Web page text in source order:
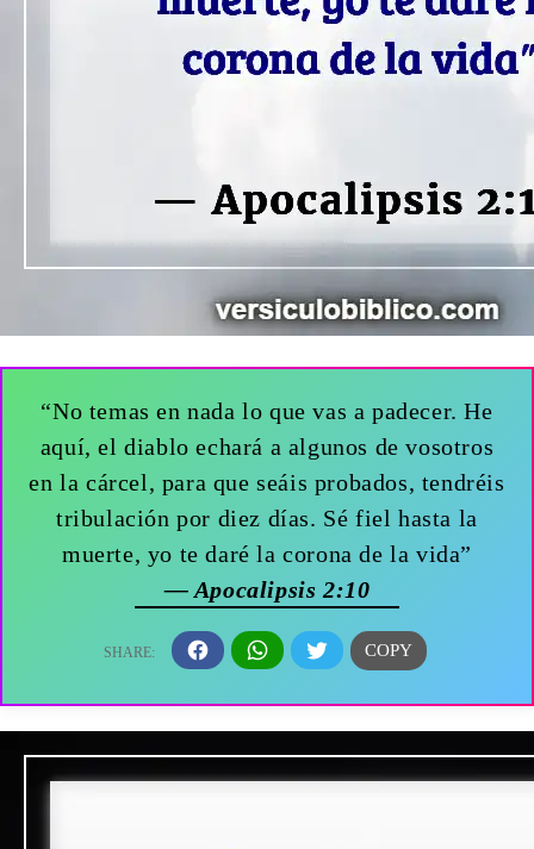
“No temas en nada lo que vas a padecer. He
aquí, el diablo echará a algunos de vosotros
en la cárcel, para que seáis probados, tendréis
tribulación por diez días. Sé fiel hasta la
muerte, yo te daré la corona de la vida”
— Apocalipsis 2:10